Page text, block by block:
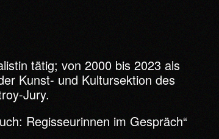
tätig; von 2000 bis 2023 als
Kunst- und Kultursektion des
Jury.
Regisseurinnen im Gespräch“